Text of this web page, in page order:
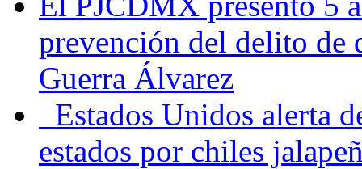
prevención del delito de
Guerra Álvarez
Estados Unidos alerta
estados por chiles